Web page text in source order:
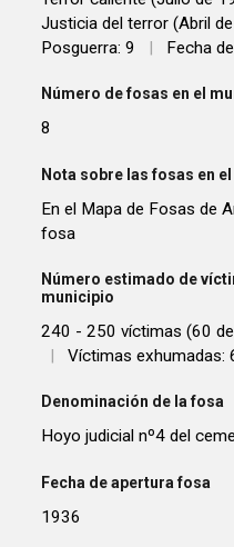
Justicia del terror (Abril
Posguerra: 9
| Fecha
Número de fosas en el
8
Nota sobre las fosas en
En el Mapa de Fosas de
fosa
Número estimado de
municipio
240 - 250 víctimas (60
|
Víctimas exhumadas:
Denominación de la fosa
Hoyo judicial nº4 del
Fecha de apertura fosa
1936